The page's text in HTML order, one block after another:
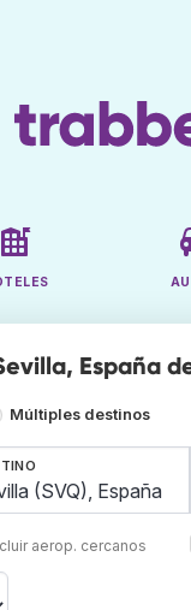
España
Múltiples destinos
aerop. cercanos